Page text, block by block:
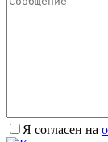
Я согласен на